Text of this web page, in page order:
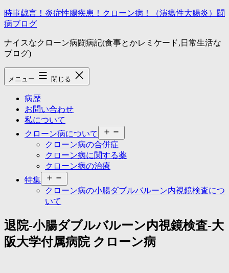
コ
ン
ン
ツ
へ
ス
キ
時事戯言！炎症性腸疾患！クローン病！（潰瘍性大腸炎）闘
病ブログ
ナイスなクローン病闘病記(食事とかレミケード,日常生活な
ブログ)
メニュー 閉じる
病歴
お問い合わせ
私について
クローン病について
ニ
ュ
ー
く
クローン病の合併症
クローン病に関する薬
クローン病の治療
特集
ニ
ュ
開
く
クローン病の小腸ダブルバルーン内視鏡検査につ
いて
退院-小腸ダブルバルーン内視鏡検査-大
阪大学付属病院 クローン病